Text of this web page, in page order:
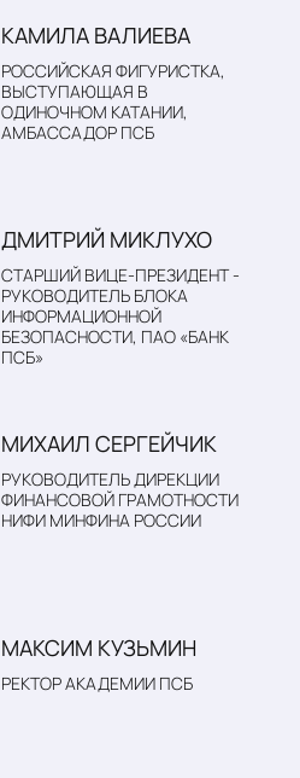
КАМИЛА ВАЛИЕВА
РОССИЙСКАЯ ФИГУРИСТКА,
ВЫСТУПАЮЩАЯ В
ОДИНОЧНОМ КАТАНИИ,
АМБАССАДОР ПСБ
ДМИТРИЙ МИКЛУХО
СТАРШИЙ ВИЦЕ-ПРЕЗИДЕНТ -
РУКОВОДИТЕЛЬ БЛОКА
ИНФОРМАЦИОННОЙ
БЕЗОПАСНОСТИ, ПАО «БАНК
ПСБ»
МИХАИЛ СЕРГЕЙЧИК
РУКОВОДИТЕЛЬ ДИРЕКЦИИ
ФИНАНСОВОЙ ГРАМОТНОСТИ
НИФИ МИНФИНА РОССИИ
МАКСИМ КУЗЬМИН
РЕКТОР АКАДЕМИИ ПСБ